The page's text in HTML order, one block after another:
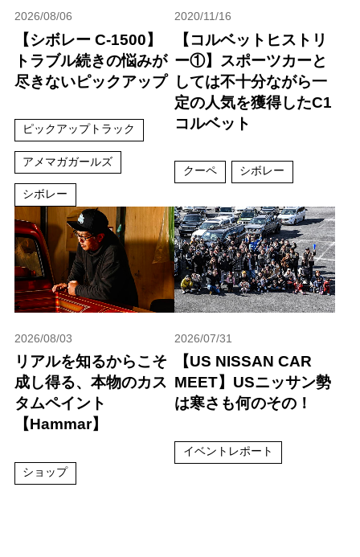
2026/08/06
【シボレー C-1500】
トラブル続きの悩みが
尽きないピックアップ
ピックアップトラック
アメマガガールズ
シボレー
2020/11/16
【コルベットヒストリ
ー①】スポーツカーと
しては不十分ながら一
定の人気を獲得したC1
コルベット
クーペ シボレー
2026/08/03
リアルを知るからこそ
成し得る、本物のカス
タムペイント
【Hammar】
ショップ
2026/07/31
【US NISSAN CAR
MEET】USニッサン勢
は寒さも何のその！
イベントレポート